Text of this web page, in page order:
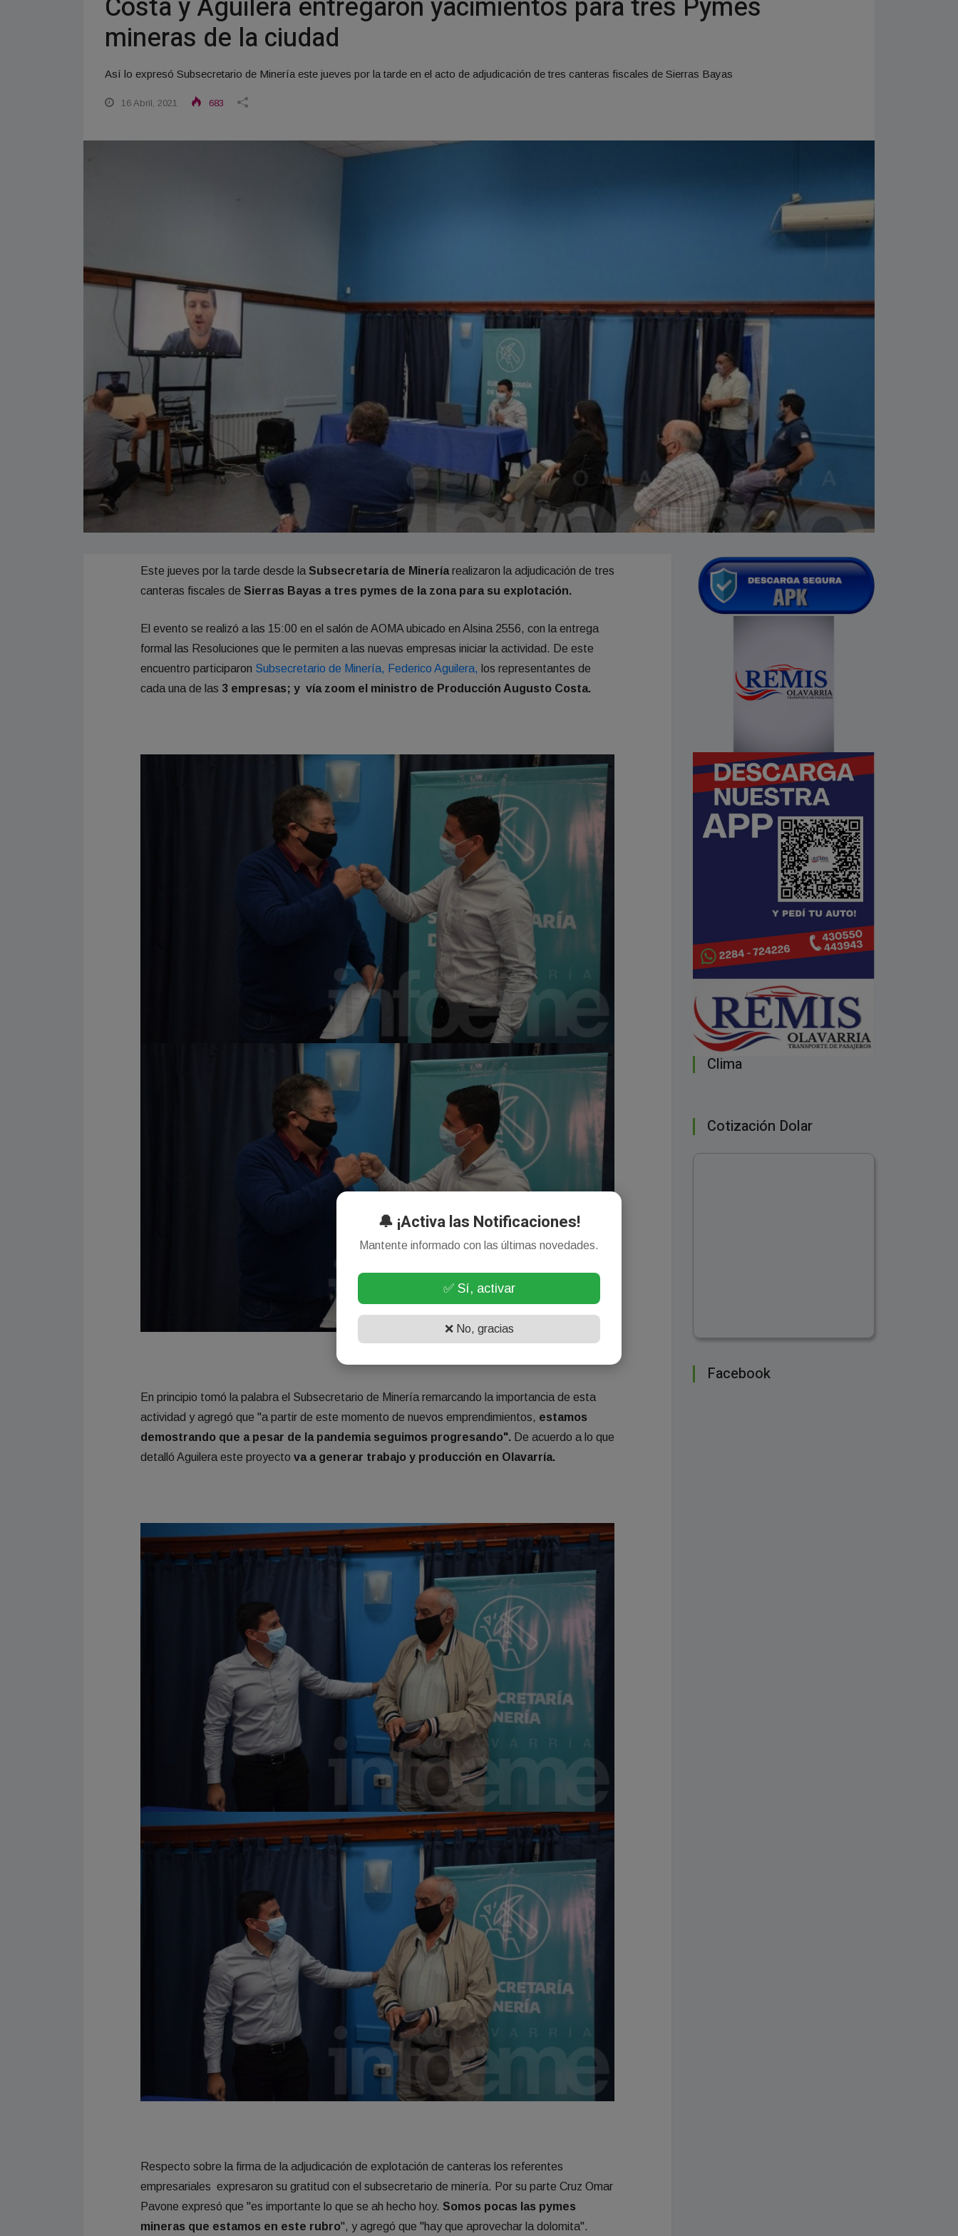
mineras de la ciudad
Así lo expresó Subsecretario de Minería este jueves por la tarde en el acto de adjudicación de tres canteras fiscales de Sierras Bayas
16 Abril, 2021 683
Este jueves por la tarde desde la Subsecretaría de Mineríarealizaron la adjudicación de tres
canteras fiscales de Sierras Bayas a tres pymes de la zona para su explotación.
El evento se realizó a las 15:00 en el salón de AOMA ubicado en Alsina 2556, con la entrega
formal las Resoluciones que le permiten a las nuevas empresas iniciar la actividad. De este
encuentro participaron Subsecretario de Minería, Federico Aguilera, los representantes de
cada una de las 3 empresas; y vía zoom el ministro de Producción Augusto Costa.
En principio tomó la palabra el Subsecretario de Minería remarcando la importancia de esta
actividad y agregó que "a partir de este momento de nuevos emprendimientos, estamos
demostrando que a pesar de la pandemia seguimos progresando". De acuerdo a lo que
detalló Aguilera este proyecto va a generar trabajo y producción en Olavarría.
Respecto sobre la firma de la adjudicación de explotación de canteras los referentes
empresariales expresaron su gratitud con el subsecretario de minería. Por su parte Cruz Omar
Pavone expresó que "es importante lo que se ah hecho hoy. Somos pocas las pymes
mineras que estamos en este rubro", y agregó que "hay que aprovechar la dolomita".
Clima
Cotización Dolar
Facebook
🔔 ¡Activa las Notificaciones!
Mantente informado con las últimas novedades.
✅ Sí, activar
❌ No, gracias